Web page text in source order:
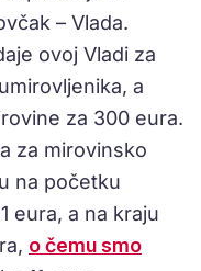
– Vlada.
ovoj Vladi za
a
za 300 eura.
za mirovinsko
na početku
eura, a na kraju
o čemu smo